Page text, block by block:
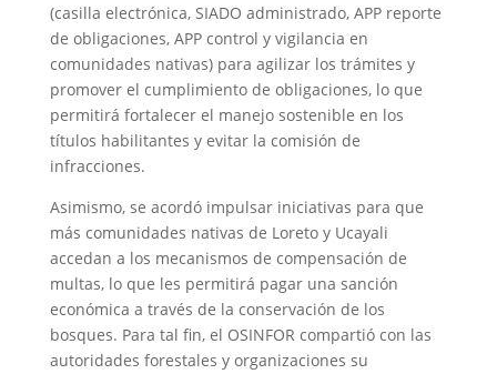
(casilla electrónica, SIADO administrado, APP reporte
de obligaciones, APP control y vigilancia en
comunidades nativas) para agilizar los trámites y
promover el cumplimiento de obligaciones, lo que
permitirá fortalecer el manejo sostenible en los
títulos habilitantes y evitar la comisión de
infracciones.
Asimismo, se acordó impulsar iniciativas para que
más comunidades nativas de Loreto y Ucayali
accedan a los mecanismos de compensación de
multas, lo que les permitirá pagar una sanción
económica a través de la conservación de los
bosques. Para tal fin, el OSINFOR compartió con las
autoridades forestales y organizaciones su